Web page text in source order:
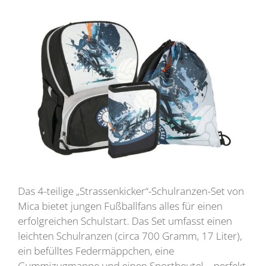
Das 4-teilige „Strassenkicker“-Schulranzen-Set von
Mica bietet jungen Fußballfans alles für einen
erfolgreichen Schulstart. Das Set umfasst einen
leichten Schulranzen (circa 700 Gramm, 17 Liter),
ein befülltes Federmäppchen, eine